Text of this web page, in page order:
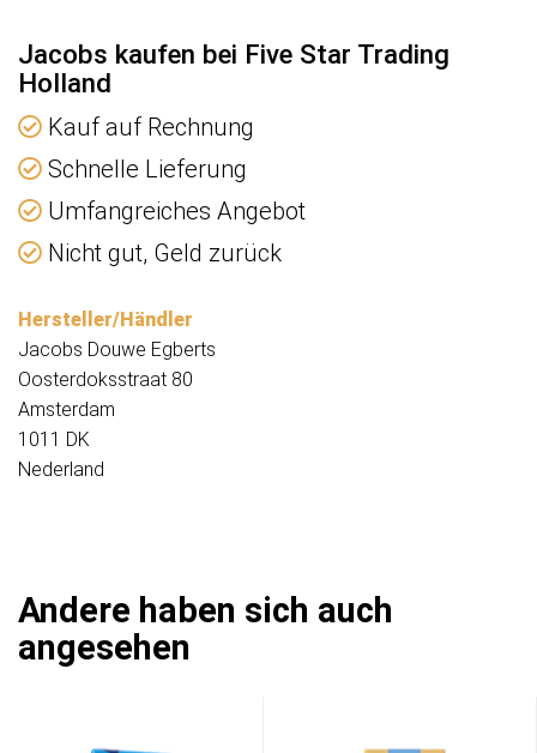
Jacobs kaufen bei Five Star Trading
Holland
Kauf auf Rechnung
Schnelle Lieferung
Umfangreiches Angebot
Nicht gut, Geld zurück
Hersteller/Händler
Jacobs Douwe Egberts
Oosterdoksstraat 80
Amsterdam
1011 DK
Nederland
Andere haben sich auch
angesehen